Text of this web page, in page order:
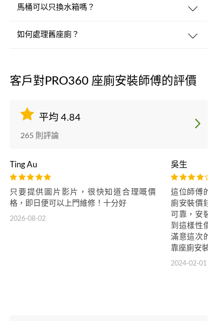
馬桶可以只換水箱嗎？
如何處理舊座廁？
客戶對PRO360 座廁安裝師傅的評價
平均 4.84
265 則評論
Ting Au
只要提供圖片影片，很快知道合理嘅價
格，即日便可以上門維修！十分好
2026-08-02
吳生
這位師傅的
廁安裝價錢
可靠，安裝
到這樣性價
滿意這次的
靠座廁安裝
2024-02-01